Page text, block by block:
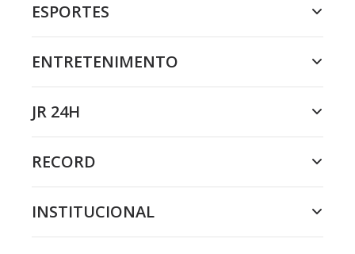
ESPORTES
ENTRETENIMENTO
JR 24H
RECORD
INSTITUCIONAL